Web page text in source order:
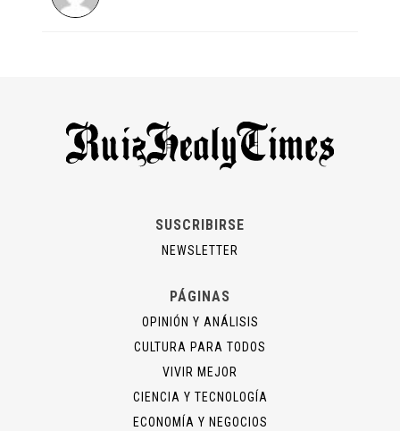
SUSCRIBIRSE
NEWSLETTER
PÁGINAS
OPINIÓN Y ANÁLISIS
CULTURA PARA TODOS
VIVIR MEJOR
CIENCIA Y TECNOLOGÍA
ECONOMÍA Y NEGOCIOS